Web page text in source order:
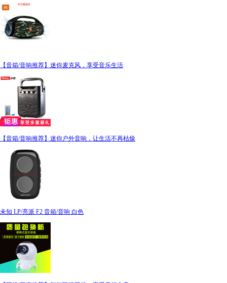
【音箱/音响推荐】迷你麦克风，享受音乐生活
【音箱/音响推荐】迷你户外音响，让生活不再枯燥
未知 LP/亮派 F2 音箱/音响 白色